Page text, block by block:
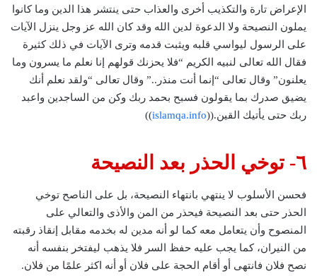
الإعراض تارة والتكذيب أخرى والعذاب حتى ينتشر هذا الدين وما كانوا
يملون النصيحة ولا الدعوة لدين الله وقد كان الله عز وجل ينزل الآيات
على الرسول ليواسي قلبه ويثبت قدمه وترى الآيات في ذلك كثيرة
فقال الله تعالى لنبيه الكريم “فلا يحزنك قولهم إنا نعلم ما يسرون وما
يعلنون” وقال تعالى “إنما أنت منذر..” وقال تعالى “ولقد نعلم أنك
يضيق صدرك بما يقولون فسبح بحمد ربك وكن من الساجدين واعبد
ربك حتى يأتيك القين.((islamqa.info
))
٦- توخي الحذر بعد النصيحة
فحسن الأسلوب لا ينتهي بانتهاء النصيحة، بل على الناصح توخي
الحذر حتى بعد النصيحة فيحذر من المن والأذى والتعالي على
المنصوح وأن يتعامل معه كما لو أنه مدين له بخدمه مقابل إنقاذ رقبته
من النيران، كما يجب عليه حفظ السر فلا يذهب ليفتخر بنفسه أنه
نصح فلان فانتهى أو أقام الحجة على فلان أو أنه اكثر علمًا من فلان.